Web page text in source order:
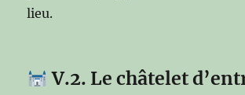
lieu.
V.2. Le châtelet